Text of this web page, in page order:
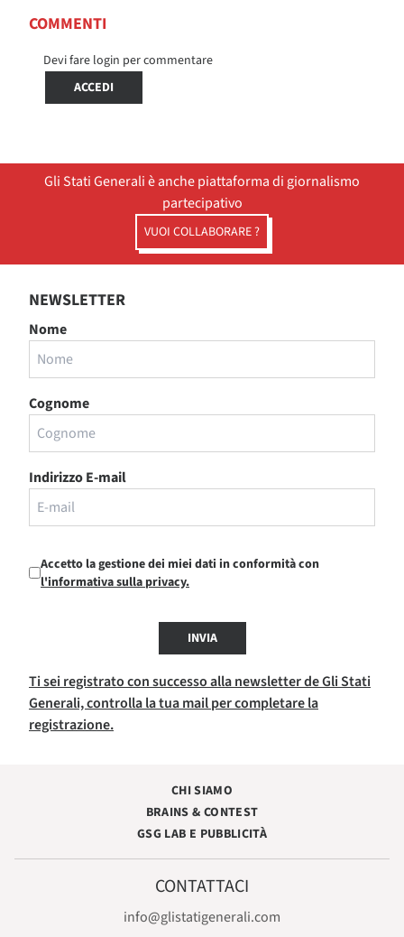
COMMENTI
Devi fare login per commentare
ACCEDI
Gli Stati Generali è anche piattaforma di giornalismo
partecipativo
VUOI COLLABORARE ?
NEWSLETTER
Nome
Cognome
Indirizzo E-mail
Accetto la gestione dei miei dati in conformità con
l'informativa sulla privacy.
INVIA
Ti sei registrato con successo alla newsletter de Gli Stati
Generali, controlla la tua mail per completare la
registrazione.
CHI SIAMO
BRAINS & CONTEST
GSG LAB E PUBBLICITÀ
CONTATTACI
info@glistatigenerali.com